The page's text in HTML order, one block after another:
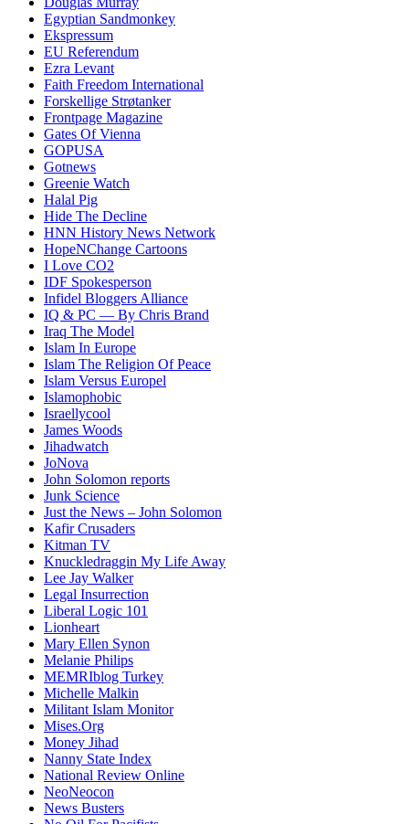
Egyptian Sandmonkey
Ekspressum
EU Referendum
Ezra Levant
Faith Freedom International
Forskellige Strøtanker
Frontpage Magazine
Gates Of Vienna
GOPUSA
Gotnews
Greenie Watch
Halal Pig
Hide The Decline
HNN History News Network
HopeNChange Cartoons
I Love CO2
IDF Spokesperson
Infidel Bloggers Alliance
IQ & PC — By Chris Brand
Iraq The Model
Islam In Europe
Islam The Religion Of Peace
Islam Versus Europel
Islamophobic
Israellycool
James Woods
Jihadwatch
JoNova
John Solomon reports
Junk Science
Just the News – John Solomon
Kafir Crusaders
Kitman TV
Knuckledraggin My Life Away
Lee Jay Walker
Legal Insurrection
Liberal Logic 101
Lionheart
Mary Ellen Synon
Melanie Philips
MEMRIblog Turkey
Michelle Malkin
Militant Islam Monitor
Mises.Org
Money Jihad
Nanny State Index
National Review Online
NeoNeocon
News Busters